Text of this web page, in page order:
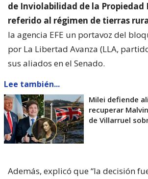
de Inviolabilidad de la Propiedad
referido al régimen de tierras
la agencia EFE un portavoz del
por La Libertad Avanza (LLA,
sus aliados en el Senado.
Lee también...
Milei defiende
recuperar
de Villarruel
Además, explicó que “la decisión